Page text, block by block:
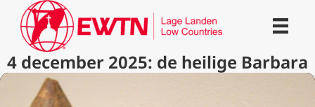
4 december 2025: de heilige Barbara